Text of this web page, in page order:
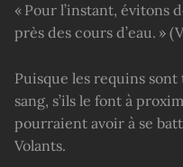
« Pour l’instant, évitons
près des cours d’eau. »
Puisque les requins sont
sang, s’ils le font à
pourraient avoir à se
Volants.